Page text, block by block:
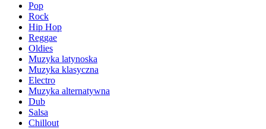
Pop
Rock
Hip Hop
Reggae
Oldies
Muzyka latynoska
Muzyka klasyczna
Electro
Muzyka alternatywna
Dub
Salsa
Chillout